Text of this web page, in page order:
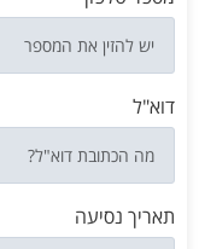
דוא"ל
תאריך נסיעה